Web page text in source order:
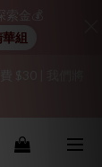
加密付款、
購物金
$30 | 我們將
、加密付款、
金💰
組